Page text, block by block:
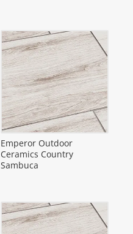
Emperor Outdoor
Ceramics Country
Sambuca